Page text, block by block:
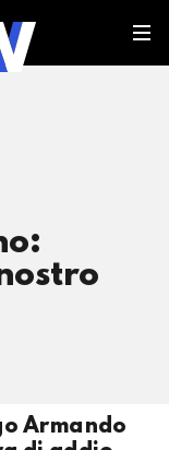
Armando